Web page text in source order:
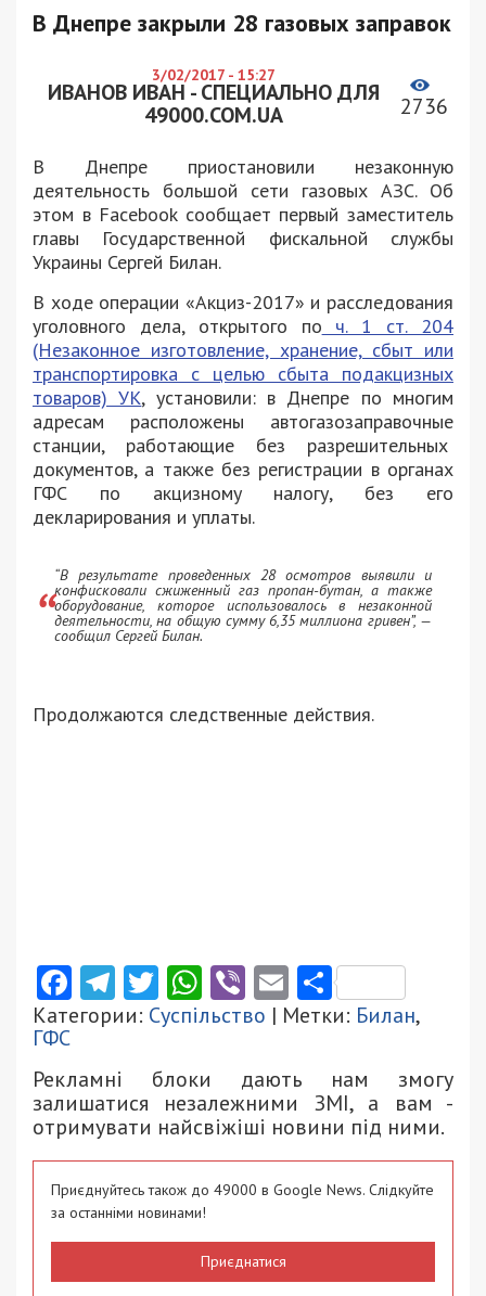
В Днепре закрыли 28 газовых заправок
3/02/2017 - 15:27
ИВАНОВ ИВАН - СПЕЦИАЛЬНО ДЛЯ
49000.COM.UA
2736
В Днепре приостановили незаконную
деятельность большой сети газовых АЗС. Об
этом в Facebook сообщает первый заместитель
главы Государственной фискальной службы
Украины Сергей Билан.
В ходе операции «Акциз-2017» и расследования
уголовного дела, открытого по ч. 1 ст. 204
(Незаконное изготовление, хранение, сбыт или
транспортировка с целью сбыта подакцизных
товаров) УК, установили: в Днепре по многим
адресам расположены автогазозаправочные
станции, работающие без разрешительных
документов, а также без регистрации в органах
ГФС по акцизному налогу, без его
декларирования и уплаты.
“В результате проведенных 28 осмотров выявили и
конфисковали сжиженный газ пропан-бутан, а также
оборудование, которое использовалось в незаконной
деятельности, на общую сумму 6,35 миллиона гривен”, —
сообщил Сергей Билан.
Продолжаются следственные действия.
Facebook
Telegram
Twitter
WhatsApp
ViberEmail
Категории: Суспільство | Метки: Билан,
ГФС
Рекламні блоки дають нам змогу
залишатися незалежними ЗМІ, а вам -
отримувати найсвіжіші новини під ними.
Приєднуйтесь також до 49000 в Google News. Слідкуйте
за останніми новинами!
Приєднатися